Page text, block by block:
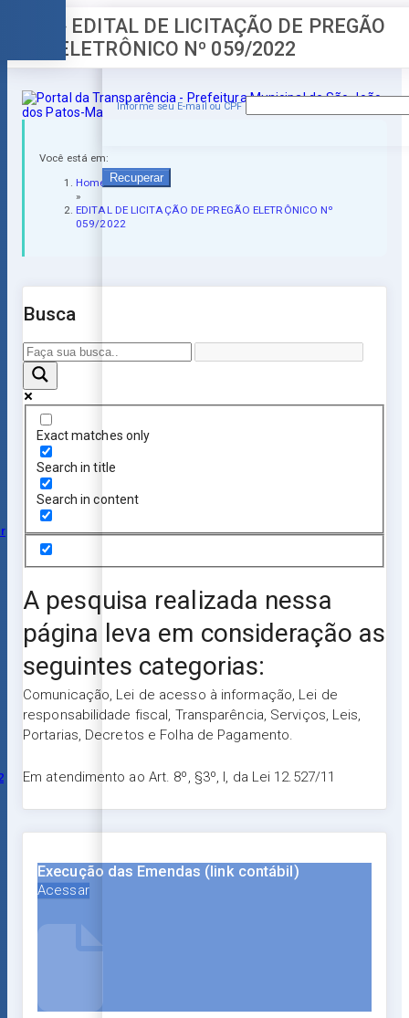
» EDITAL DE LICITAÇÃO DE PREGÃO
ELETRÔNICO Nº 059/2022
Você está em:
Home
»
EDITAL DE LICITAÇÃO DE PREGÃO ELETRÔNICO Nº
059/2022
Busca
Exact matches only
Search in title
Search in content
A pesquisa realizada nessa
página leva em consideração as
seguintes categorias:
Comunicação, Lei de acesso à informação, Lei de
responsabilidade fiscal, Transparência, Serviços, Leis,
Portarias, Decretos e Folha de Pagamento.
Em atendimento ao Art. 8º, §3º, I, da Lei 12.527/11
Execução das Emendas (link contábil)
Acessar
Esqueceu a senha?
Informe seu E-mail ou CPF
Recuperar